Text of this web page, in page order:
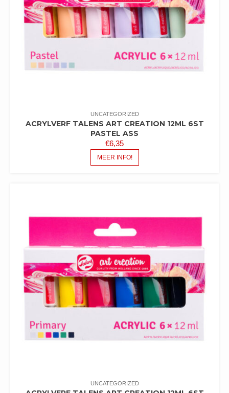
UNCATEGORIZED
ACRYLVERF TALENS ART CREATION 12ML 6ST
PASTEL ASS
€6,35
MEER INFO!
UNCATEGORIZED